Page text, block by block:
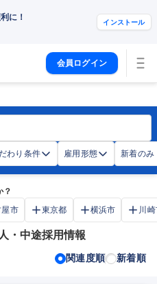
に！ インストール
会員ログイン
わり条件 雇用形態 新着のみ
？
屋市 東京都 横浜市 川
・中途採用情報
関連度順 新着順